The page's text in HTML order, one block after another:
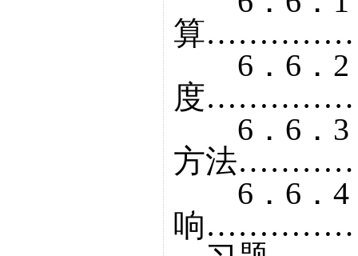
算
6．6．2
度
6．6．3
方法
6．6．4
响